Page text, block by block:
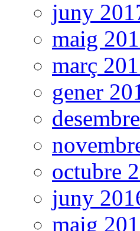
juny
maig
març
gener
octubre
juny
maig